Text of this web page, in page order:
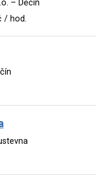
– Děčín
/ hod.